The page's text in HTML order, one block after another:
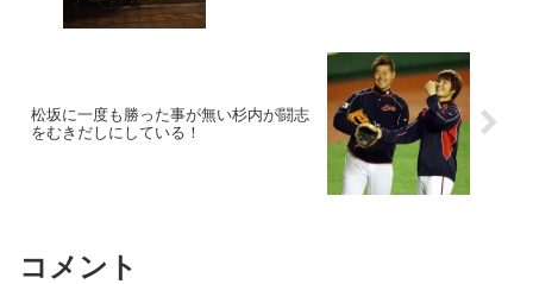
松坂に一度も勝った事が無い杉内が闘志
をむきだしにしている！
コメント